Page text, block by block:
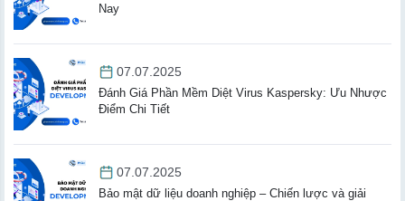
Nay
07.07.2025
Đánh Giá Phần Mềm Diệt Virus Kaspersky: Ưu Nhược
Điểm Chi Tiết
07.07.2025
Bảo mật dữ liệu doanh nghiệp – Chiến lược và giải